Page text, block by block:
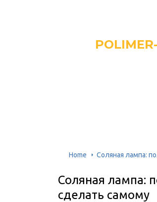
Home Соляная лампа:
Соляная лампа:
сделать самому